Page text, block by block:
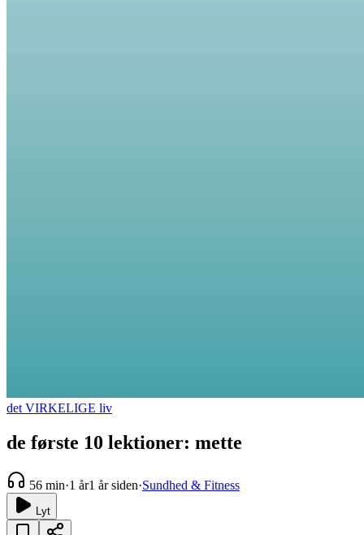
det VIRKELIGE liv
de første 10 lektioner: mette
56 min·1 år1 år siden·Sundhed & Fitness
Lyt